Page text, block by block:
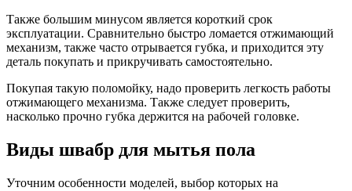
Также большим минусом является короткий срок
эксплуатации. Сравнительно быстро ломается отжимающий
механизм, также часто отрывается губка, и приходится эту
деталь покупать и прикручивать самостоятельно.
Покупая такую поломойку, надо проверить легкость работы
отжимающего механизма. Также следует проверить,
насколько прочно губка держится на рабочей головке.
Виды швабр для мытья пола
Уточним особенности моделей, выбор которых на